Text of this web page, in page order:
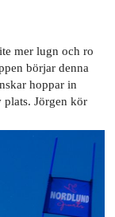
mer lugn och ro
börjar denna
hoppar in
plats. Jörgen kör